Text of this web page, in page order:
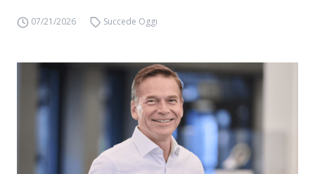
07/21/2026 Succede Oggi